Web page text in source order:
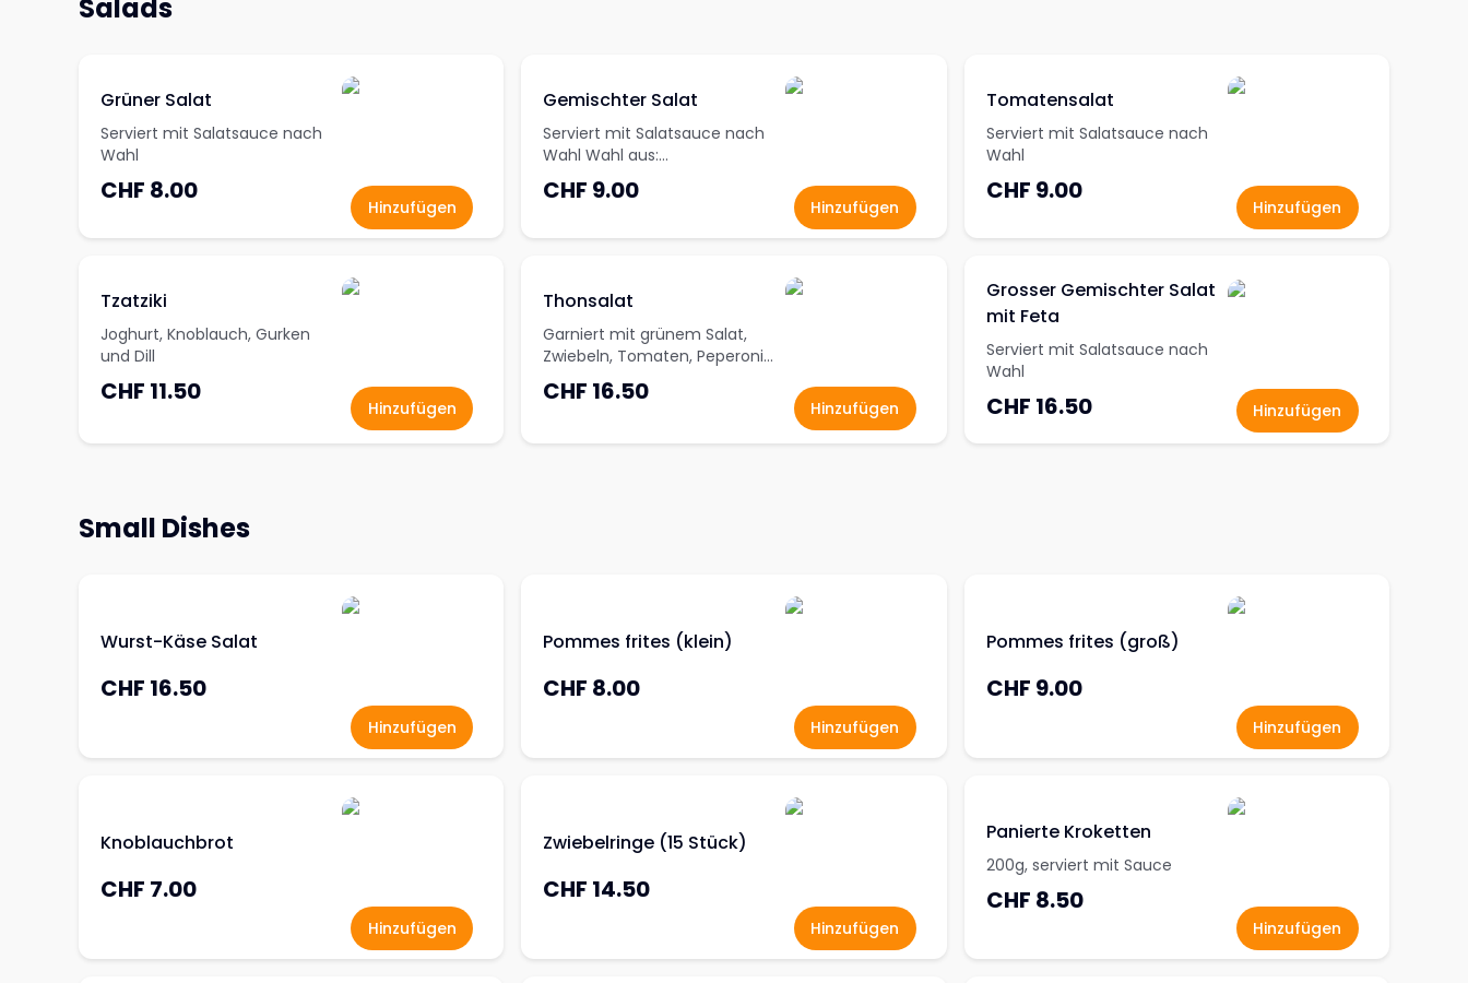
Salads
Grüner Salat
Serviert mit Salatsauce nach
Wahl
CHF 8.00
Hinzufügen
Gemischter Salat
Serviert mit Salatsauce nach
Wahl Wahl aus:
hausgemachtes Dressing, Ker
CHF 9.00
Hinzufügen
Tomatensalat
Serviert mit Salatsauce nach
Wahl
CHF 9.00
Hinzufügen
Tzatziki
Joghurt, Knoblauch, Gurken
und Dill
CHF 11.50
Hinzufügen
Thonsalat
Garniert mit grünem Salat,
Zwiebeln, Tomaten, Peperoni
serviert mit Salatsauce nach
Wahl
CHF 16.50
Hinzufügen
Grosser Gemischter Salat
mit Feta
Serviert mit Salatsauce nach
Wahl
CHF 16.50 Hinzufügen
Small Dishes
Wurst-Käse Salat
CHF 16.50
Hinzufügen
Pommes frites (klein)
CHF 8.00
Hinzufügen
Pommes frites (groß)
CHF 9.00
Hinzufügen
Knoblauchbrot
CHF 7.00
Hinzufügen
Zwiebelringe (15 Stück)
CHF 14.50
Hinzufügen
Panierte Kroketten
200g, serviert mit Sauce
CHF 8.50
Hinzufügen